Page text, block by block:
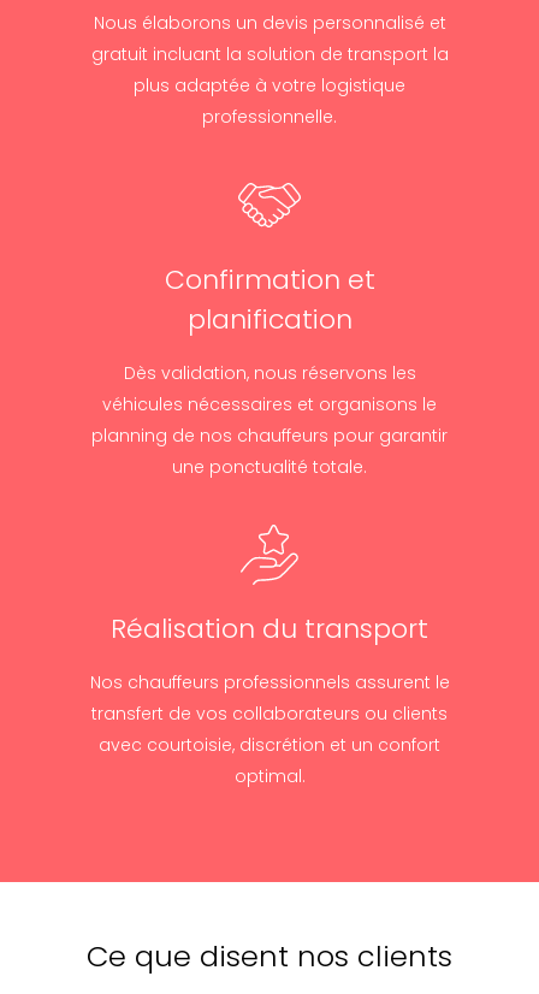
Nous élaborons un devis personnalisé et
gratuit incluant la solution de transport la
plus adaptée à votre logistique
professionnelle.
Confirmation et
planification
Dès validation, nous réservons les
véhicules nécessaires et organisons le
planning de nos chauffeurs pour garantir
une ponctualité totale.
Réalisation du transport
Nos chauffeurs professionnels assurent le
transfert de vos collaborateurs ou clients
avec courtoisie, discrétion et un confort
optimal.
Ce que disent nos clients